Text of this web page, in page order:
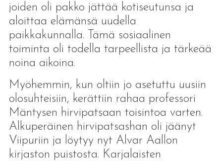
joiden oli pakko jättää kotiseutunsa ja
aloittaa elämänsä uudella
paikkakunnalla. Tämä sosiaalinen
toiminta oli todella tarpeellista ja tärkeää
noina aikoina.
Myöhemmin, kun oltiin jo asetuttu uusiin
olosuhteisiin, kerättiin rahaa professori
Mäntysen hirvipatsaan toisintoa varten.
Alkuperäinen hirvipatsashan oli jäänyt
Viipuriin ja löytyy nyt Alvar Aallon
kirjaston puistosta. Karjalaisten